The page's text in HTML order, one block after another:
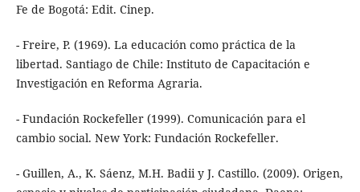
Fe de Bogotá: Edit. Cinep.
- Freire, P. (1969). La educación como práctica de la
libertad. Santiago de Chile: Instituto de Capacitación e
Investigación en Reforma Agraria.
- Fundación Rockefeller (1999). Comunicación para el
cambio social. New York: Fundación Rockefeller.
- Guillen, A., K. Sáenz, M.H. Badii y J. Castillo. (2009). Origen,